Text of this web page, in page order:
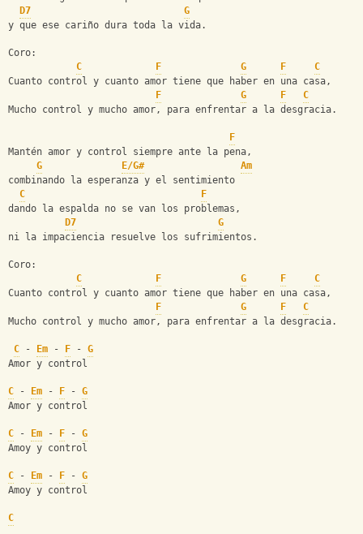
D7
G
y que ese cariño dura toda la vida.
Coro:
C
F G F
C
Cuanto control y cuanto amor tiene que haber en una casa,
F
G F
C
Mucho control y mucho amor, para enfrentar a la desgracia.
F
Mantén amor y control siempre ante la pena,
G
E/G#
Am
combinando la esperanza y el sentimiento
C
F
dando la espalda no se van los problemas,
D7
G
ni la impaciencia resuelve los sufrimientos.
Coro:
C
F G F
C
Cuanto control y cuanto amor tiene que haber en una casa,
F
G F
C
Mucho control y mucho amor, para enfrentar a la desgracia.
C - Em - F - G
Amor y control
C - Em - F - G
Amor y control
C - Em - F - G
Amoy y control
C - Em - F - G
Amoy y control
C